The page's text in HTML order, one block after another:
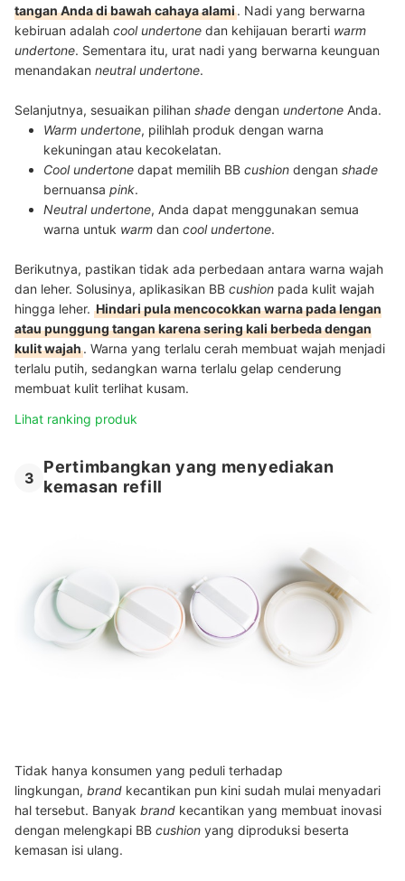
tangan Anda di bawah cahaya alami. Nadi yang berwarna
kebiruan adalah cool undertone dan kehijauan berarti warm
undertone. Sementara itu, urat nadi yang berwarna keunguan
menandakan neutral undertone.
Selanjutnya, sesuaikan pilihan shade dengan undertone Anda.
Warm undertone, pilihlah produk dengan warna
kekuningan atau kecokelatan.
Cool undertone dapat memilih BB cushion dengan shade
bernuansa pink.
Neutral undertone, Anda dapat menggunakan semua
warna untuk warm dan cool undertone.
Berikutnya, pastikan tidak ada perbedaan antara warna wajah
dan leher. Solusinya, aplikasikan BB cushion pada kulit wajah
hingga leher. Hindari pula mencocokkan warna pada lengan
atau punggung tangan karena sering kali berbeda dengan
kulit wajah. Warna yang terlalu cerah membuat wajah menjadi
terlalu putih, sedangkan warna terlalu gelap cenderung
membuat kulit terlihat kusam.
Lihat ranking produk
3
Pertimbangkan yang menyediakan
kemasan refill
Tidak hanya konsumen yang peduli terhadap
lingkungan, brand kecantikan pun kini sudah mulai menyadari
hal tersebut. Banyak brand kecantikan yang membuat inovasi
dengan melengkapi BB cushion yang diproduksi beserta
kemasan isi ulang.